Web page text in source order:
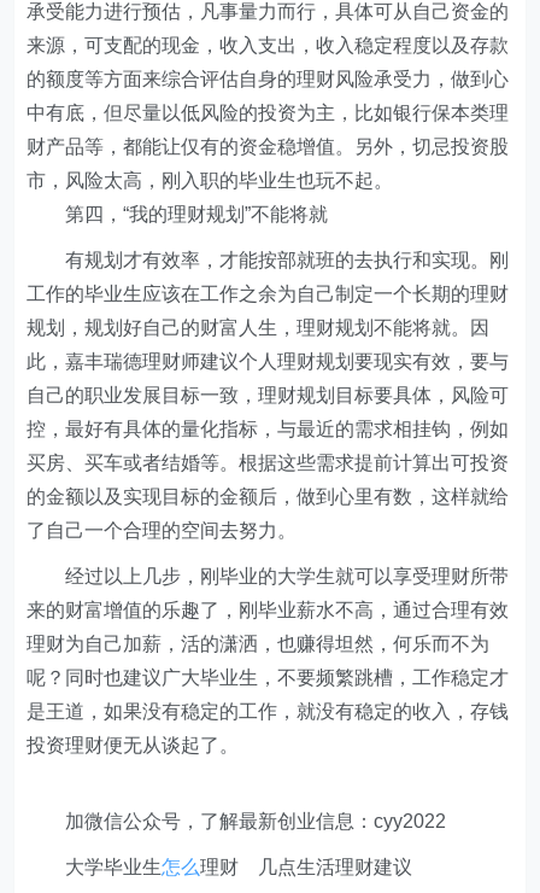
承受能力进行预估，凡事量力而行，具体可从自己资金的
来源，可支配的现金，收入支出，收入稳定程度以及存款
的额度等方面来综合评估自身的理财风险承受力，做到心
中有底，但尽量以低风险的投资为主，比如银行保本类理
财产品等，都能让仅有的资金稳增值。另外，切忌投资股
市，风险太高，刚入职的毕业生也玩不起。
第四，“我的理财规划”不能将就
有规划才有效率，才能按部就班的去执行和实现。刚
工作的毕业生应该在工作之余为自己制定一个长期的理财
规划，规划好自己的财富人生，理财规划不能将就。因
此，嘉丰瑞德理财师建议个人理财规划要现实有效，要与
自己的职业发展目标一致，理财规划目标要具体，风险可
控，最好有具体的量化指标，与最近的需求相挂钩，例如
买房、买车或者结婚等。根据这些需求提前计算出可投资
的金额以及实现目标的金额后，做到心里有数，这样就给
了自己一个合理的空间去努力。
经过以上几步，刚毕业的大学生就可以享受理财所带
来的财富增值的乐趣了，刚毕业薪水不高，通过合理有效
理财为自己加薪，活的潇洒，也赚得坦然，何乐而不为
呢？同时也建议广大毕业生，不要频繁跳槽，工作稳定才
是王道，如果没有稳定的工作，就没有稳定的收入，存钱
投资理财便无从谈起了。
加微信公众号，了解最新创业信息：cyy2022
大学毕业生怎么理财 几点生活理财建议